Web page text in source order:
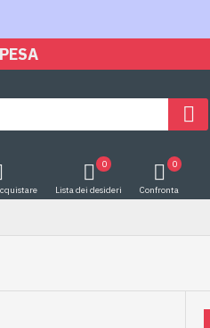
Lista dei desideri
0
Confronta
0